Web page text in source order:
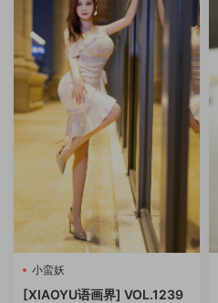
小蛮妖
[XIAOYU语画界] VOL.1239